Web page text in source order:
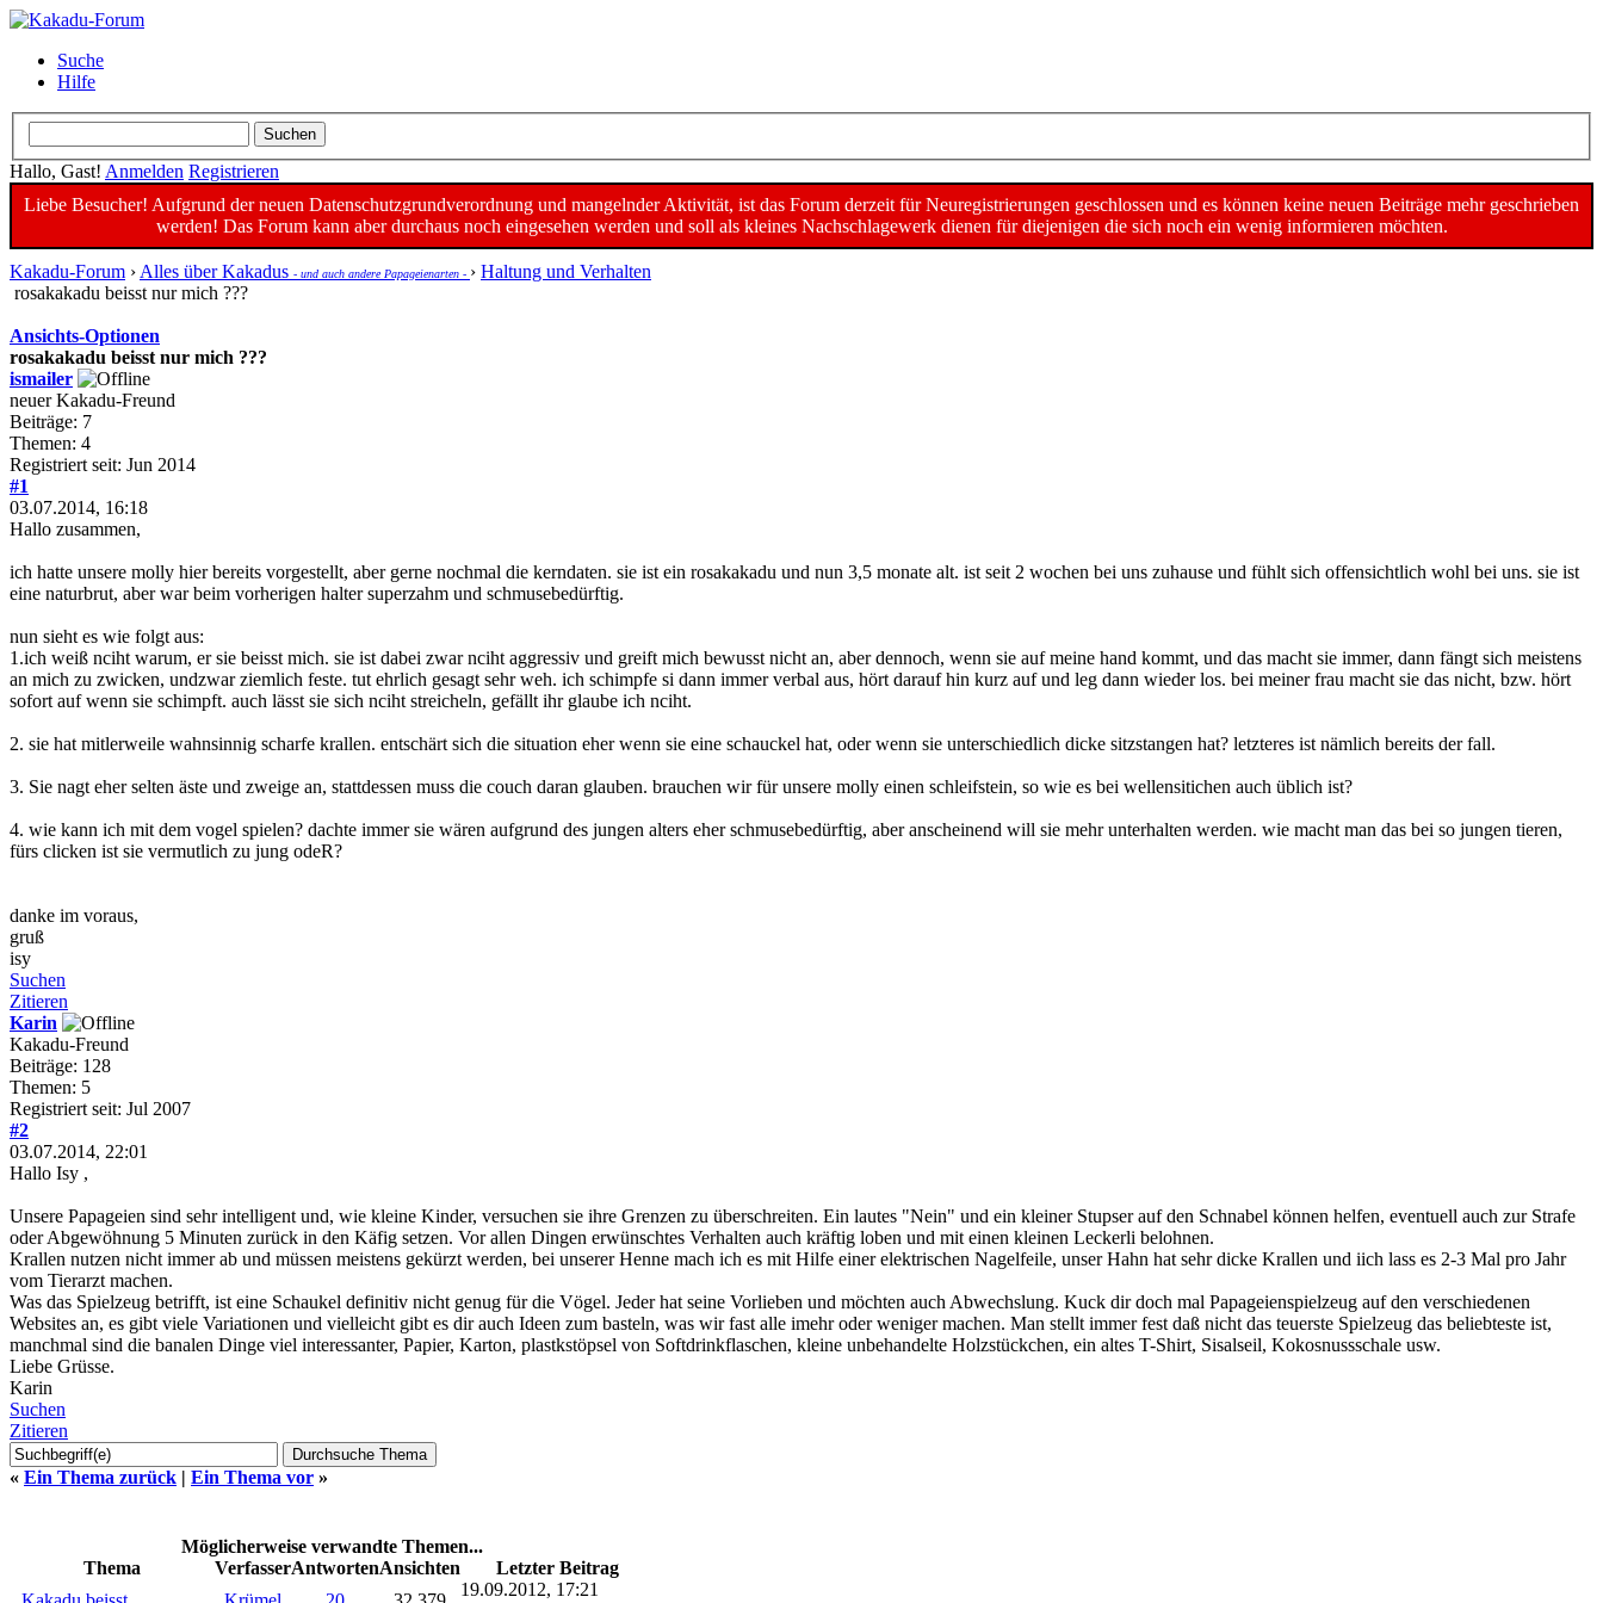
Suche
Hilfe
Hallo, Gast! Anmelden Registrieren
Liebe Besucher! Aufgrund der neuen Datenschutzgrundverordnung und mangelnder Aktivität, ist das Forum derzeit für Neuregistrierungen geschlossen und es können keine neuen Beiträge mehr geschrieben
werden! Das Forum kann aber durchaus noch eingesehen werden und soll als kleines Nachschlagewerk dienen für diejenigen die sich noch ein wenig informieren möchten.
Kakadu-Forum › Alles über Kakadus - und auch andere Papageienarten - › Haltung und Verhalten
rosakakadu beisst nur mich ???
Ansichts-Optionen
rosakakadu beisst nur mich ???
ismailer
neuer Kakadu-Freund
Beiträge: 7
Themen: 4
Registriert seit: Jun 2014
#1
03.07.2014, 16:18
Hallo zusammen,
ich hatte unsere molly hier bereits vorgestellt, aber gerne nochmal die kerndaten. sie ist ein rosakakadu und nun 3,5 monate alt. ist seit 2 wochen bei uns zuhause und fühlt sich offensichtlich wohl bei uns. sie ist
eine naturbrut, aber war beim vorherigen halter superzahm und schmusebedürftig.
nun sieht es wie folgt aus:
1.ich weiß nciht warum, er sie beisst mich. sie ist dabei zwar nciht aggressiv und greift mich bewusst nicht an, aber dennoch, wenn sie auf meine hand kommt, und das macht sie immer, dann fängt sich meistens
an mich zu zwicken, undzwar ziemlich feste. tut ehrlich gesagt sehr weh. ich schimpfe si dann immer verbal aus, hört darauf hin kurz auf und leg dann wieder los. bei meiner frau macht sie das nicht, bzw. hört
sofort auf wenn sie schimpft. auch lässt sie sich nciht streicheln, gefällt ihr glaube ich nciht.
2. sie hat mitlerweile wahnsinnig scharfe krallen. entschärt sich die situation eher wenn sie eine schauckel hat, oder wenn sie unterschiedlich dicke sitzstangen hat? letzteres ist nämlich bereits der fall.
3. Sie nagt eher selten äste und zweige an, stattdessen muss die couch daran glauben. brauchen wir für unsere molly einen schleifstein, so wie es bei wellensitichen auch üblich ist?
4. wie kann ich mit dem vogel spielen? dachte immer sie wären aufgrund des jungen alters eher schmusebedürftig, aber anscheinend will sie mehr unterhalten werden. wie macht man das bei so jungen tieren,
fürs clicken ist sie vermutlich zu jung odeR?
danke im voraus,
gruß
isy
Suchen
Zitieren
Karin
Kakadu-Freund
Beiträge: 128
Themen: 5
Registriert seit: Jul 2007
#2
03.07.2014, 22:01
Hallo Isy ,
Unsere Papageien sind sehr intelligent und, wie kleine Kinder, versuchen sie ihre Grenzen zu überschreiten. Ein lautes "Nein" und ein kleiner Stupser auf den Schnabel können helfen, eventuell auch zur Strafe
oder Abgewöhnung 5 Minuten zurück in den Käfig setzen. Vor allen Dingen erwünschtes Verhalten auch kräftig loben und mit einen kleinen Leckerli belohnen.
Krallen nutzen nicht immer ab und müssen meistens gekürzt werden, bei unserer Henne mach ich es mit Hilfe einer elektrischen Nagelfeile, unser Hahn hat sehr dicke Krallen und iich lass es 2-3 Mal pro Jahr
vom Tierarzt machen.
Was das Spielzeug betrifft, ist eine Schaukel definitiv nicht genug für die Vögel. Jeder hat seine Vorlieben und möchten auch Abwechslung. Kuck dir doch mal Papageienspielzeug auf den verschiedenen
Websites an, es gibt viele Variationen und vielleicht gibt es dir auch Ideen zum basteln, was wir fast alle imehr oder weniger machen. Man stellt immer fest daß nicht das teuerste Spielzeug das beliebteste ist,
manchmal sind die banalen Dinge viel interessanter, Papier, Karton, plastkstöpsel von Softdrinkflaschen, kleine unbehandelte Holzstückchen, ein altes T-Shirt, Sisalseil, Kokosnussschale usw.
Liebe Grüsse.
Karin
Suchen
Zitieren
« Ein Thema zurück | Ein Thema vor »
Möglicherweise verwandte Themen...
Thema
VerfasserAntwortenAnsichten
Letzter Beitrag
19.09.2012, 17:21